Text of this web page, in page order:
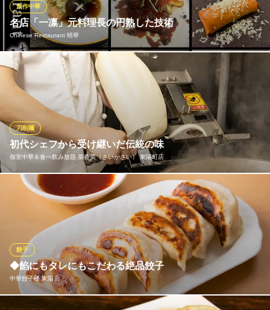
本格四川料理 麻辣先生 木場店
本格四川料理・火鍋
地下鉄東西線木場駅 徒歩6分
東京都江東区東陽3-17-3
名店「一凛」元料理長の円熟した技術
Chinese Restaurant 晴華
創作中華
銀座の「一凛」や「TexturA」で料理長を務めた大胡晴雄シェフ
が、自身の名を冠した店をオープン。名店で培った技術と独創性
を融合させ、素材の持ち味を最大限に引き出すモダンな中華料理
を提案します。伝統を重んじつつも、枠にとらわれない新しい味
覚の驚きを、一皿一皿に込めてお届けいたします。
Chinese Restaurant 晴華
ミシュランガイド掲載店
地下鉄東西線木場駅 徒歩3分
東京都江東区東陽3-5-4 SYLA東陽町2F
初代シェフから受け継いだ伝統の味
個室中華＆食べ飲み放題 菜香菜（さいかさい） 東陽町店
刀削麺
注文を受けてから刀で削る名物の刀削麺。本場・山西省出身の初
代シェフがレシピを残してくれた伝統の味です。生地に用いるの
は強力粉と薄力粉と水だけ。練り上げる強度やタイミングにも綿
密な妙技を駆使し、1日寝かせて仕上げます。モッチリとした弾力
や麦の風味がたまらない麺と、痺れる辛さのスープが絶品です。
個室中華＆食べ飲み放題 菜香菜（さいかさい） 東陽町店
四川省・山西省中華料理
地下鉄東西線東陽町駅4番出口 徒歩2分
◆餡にもタレにもこだわる絶品餃子
中華餃子楼 東陽店
餃子